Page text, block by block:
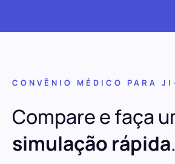
CONVÊNIO MÉDICO PARA
Compare e faça
simulação rápida.